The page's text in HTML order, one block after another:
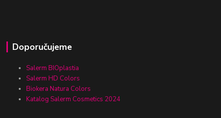
Doporučujeme
Salerm BIOplastia
Salerm HD Colors
Biokera Natura Colors
Katalog Salerm Cosmetics 2024